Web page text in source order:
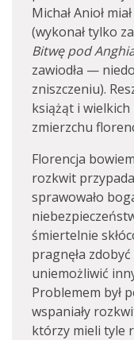
Michał Anioł
(wykonał tylko
Bitwę pod
zawiodła —
zniszczeniu).
książąt i wielkich
zmierzchu
Florencja
rozkwit
sprawowało
śmiertelnie
pragnęła zdobyć
uniemożliwić
Problemem był
wspaniały
którzy mieli tyle